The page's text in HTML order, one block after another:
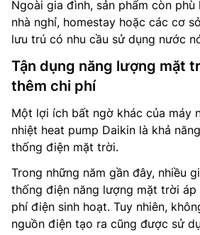
Ngoài gia đình, sản phẩm còn
nhà nghỉ, homestay hoặc các cơ
lưu trú có nhu cầu sử dụng nước
Tận dụng năng lượng mặt
thêm chi phí
Một lợi ích bất ngờ khác của máy
nhiệt heat pump Daikin là khả
thống điện mặt trời.
Trong những năm gần đây, nhiều
thống điện năng lượng mặt trời áp
phí điện sinh hoạt. Tuy nhiên,
nguồn điện tạo ra cũng được sử